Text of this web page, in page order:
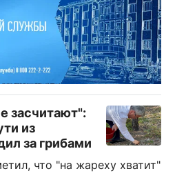
засчитают":
из
за грибами
что "на жареху хватит"